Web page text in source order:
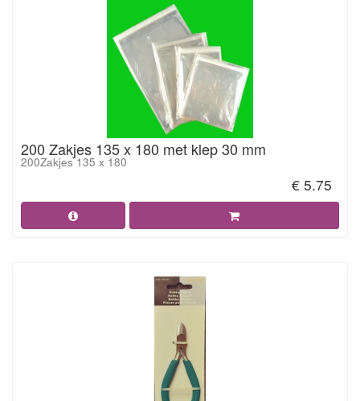
200 Zakjes 135 x 180 met klep 30 mm
200Zakjes 135 x 180
€ 5.75